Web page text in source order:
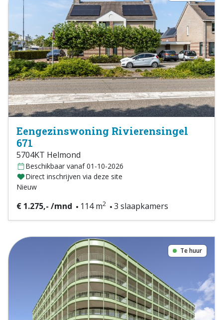
Eengezinswoning Rivierensingel
671
5704KT Helmond
Beschikbaar vanaf 01-10-2026
Direct inschrijven via deze site
Nieuw
€ 1.275,- /mnd 114 m2 3 slaapkamers
Te huur